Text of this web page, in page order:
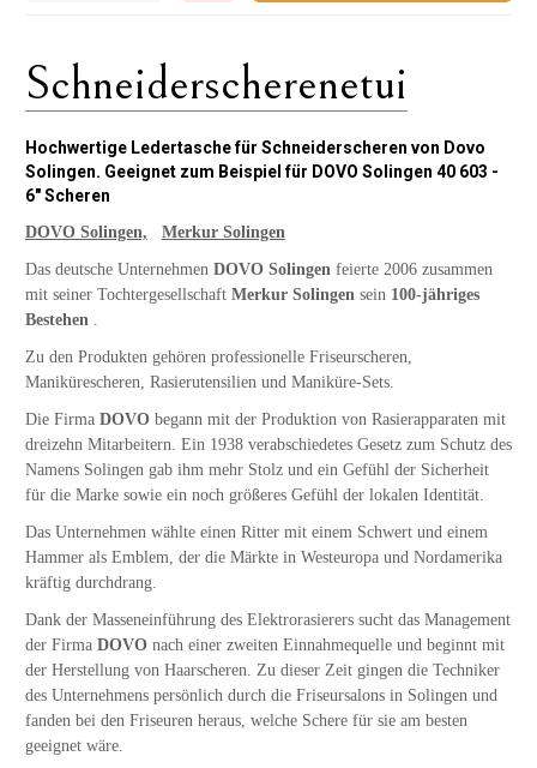
Schneiderscherenetui
Hochwertige Ledertasche für Schneiderscheren von Dovo
Solingen. Geeignet zum Beispiel für DOVO Solingen 40 603 -
6" Scheren
DOVO Solingen, Merkur Solingen
Das deutsche Unternehmen DOVO Solingenfeierte 2006 zusammen
mit seiner Tochtergesellschaft Merkur Solingensein 100-jähriges
Bestehen.
Zu den Produkten gehören professionelle Friseurscheren,
Manikürescheren, Rasierutensilien und Maniküre-Sets.
Die Firma DOVObegann mit der Produktion von Rasierapparaten mit
dreizehn Mitarbeitern. Ein 1938 verabschiedetes Gesetz zum Schutz des
Namens Solingen gab ihm mehr Stolz und ein Gefühl der Sicherheit
für die Marke sowie ein noch größeres Gefühl der lokalen Identität.
Das Unternehmen wählte einen Ritter mit einem Schwert und einem
Hammer als Emblem, der die Märkte in Westeuropa und Nordamerika
kräftig durchdrang.
Dank der Masseneinführung des Elektrorasierers sucht das Management
der Firma DOVOnach einer zweiten Einnahmequelle und beginnt mit
der Herstellung von Haarscheren. Zu dieser Zeit gingen die Techniker
des Unternehmens persönlich durch die Friseursalons in Solingen und
fanden bei den Friseuren heraus, welche Schere für sie am besten
geeignet wäre.